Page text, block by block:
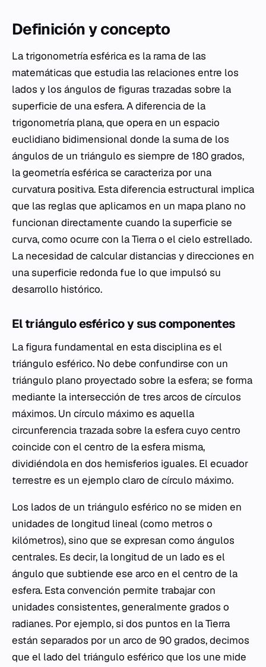
Definición y concepto
La trigonometría esférica es la rama de las
matemáticas que estudia las relaciones entre los
lados y los ángulos de figuras trazadas sobre la
superficie de una esfera. A diferencia de la
trigonometría plana, que opera en un espacio
euclidiano bidimensional donde la suma de los
ángulos de un triángulo es siempre de 180 grados,
la geometría esférica se caracteriza por una
curvatura positiva. Esta diferencia estructural implica
que las reglas que aplicamos en un mapa plano no
funcionan directamente cuando la superficie se
curva, como ocurre con la Tierra o el cielo estrellado.
La necesidad de calcular distancias y direcciones en
una superficie redonda fue lo que impulsó su
desarrollo histórico.
El triángulo esférico y sus componentes
La figura fundamental en esta disciplina es el
triángulo esférico. No debe confundirse con un
triángulo plano proyectado sobre la esfera; se forma
mediante la intersección de tres arcos de círculos
máximos. Un círculo máximo es aquella
circunferencia trazada sobre la esfera cuyo centro
coincide con el centro de la esfera misma,
dividiéndola en dos hemisferios iguales. El ecuador
terrestre es un ejemplo claro de círculo máximo.
Los lados de un triángulo esférico no se miden en
unidades de longitud lineal (como metros o
kilómetros), sino que se expresan como ángulos
centrales. Es decir, la longitud de un lado es el
ángulo que subtiende ese arco en el centro de la
esfera. Esta convención permite trabajar con
unidades consistentes, generalmente grados o
radianes. Por ejemplo, si dos puntos en la Tierra
están separados por un arco de 90 grados, decimos
que el lado del triángulo esférico que los une mide